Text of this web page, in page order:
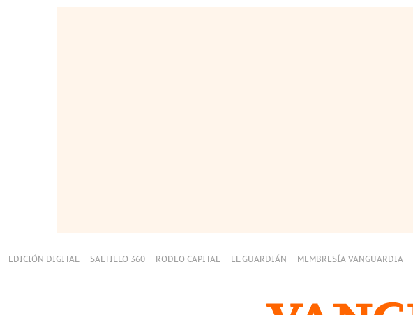
EDICIÓN DIGITAL SALTILLO 360 RODEO CAPITAL EL GUARDIÁN MEMBRESÍA VANGUARDIA